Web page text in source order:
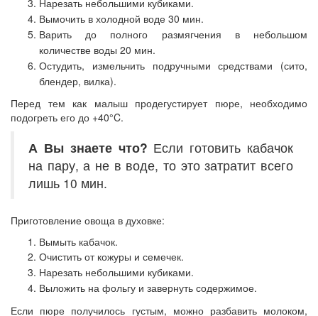
Нарезать небольшими кубиками.
Вымочить в холодной воде 30 мин.
Варить до полного размягчения в небольшом
количестве воды 20 мин.
Остудить, измельчить подручными средствами (сито,
блендер, вилка).
Перед тем как малыш продегустирует пюре, необходимо
подогреть его до +40°C.
А Вы знаете что? Если готовить кабачок
на пару, а не в воде, то это затратит всего
лишь 10 мин.
Приготовление овоща в духовке:
Вымыть кабачок.
Очистить от кожуры и семечек.
Нарезать небольшими кубиками.
Выложить на фольгу и завернуть содержимое.
Если пюре получилось густым, можно разбавить молоком,